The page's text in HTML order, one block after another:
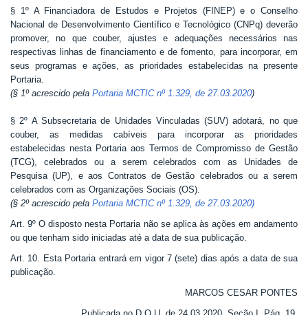
§ 1º A Financiadora de Estudos e Projetos (FINEP) e o Conselho
Nacional de Desenvolvimento Científico e Tecnológico (CNPq) deverão
promover, no que couber, ajustes e adequações necessários nas
respectivas linhas de financiamento e de fomento, para incorporar, em
seus programas e ações, as prioridades estabelecidas na presente
Portaria.
(§ 1º acrescido pela Portaria MCTIC nº 1.329, de 27.03.2020)
§ 2º A Subsecretaria de Unidades Vinculadas (SUV) adotará, no que
couber, as medidas cabíveis para incorporar as prioridades
estabelecidas nesta Portaria aos Termos de Compromisso de Gestão
(TCG), celebrados ou a serem celebrados com as Unidades de
Pesquisa (UP), e aos Contratos de Gestão celebrados ou a serem
celebrados com as Organizações Sociais (OS).
(§ 2º acrescido pela Portaria MCTIC nº 1.329, de 27.03.2020)
Art. 9º O disposto nesta Portaria não se aplica às ações em andamento
ou que tenham sido iniciadas até a data de sua publicação.
Art. 10. Esta Portaria entrará em vigor 7 (sete) dias após a data de sua
publicação.
MARCOS CESAR PONTES